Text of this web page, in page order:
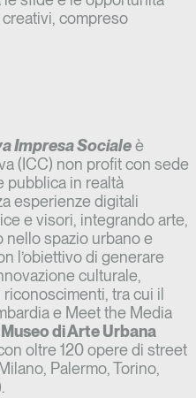
compreso
Impresa Socialeè
(ICC) non profit con sede
pubblica in realtà
esperienze digitali
e visori, integrando arte,
nello spazio urbano e
l’obiettivo di generare
culturale,
tra cui il
e Meet the Media
Museo di Arte Urbana
oltre 120 opere di street
Palermo, Torino,